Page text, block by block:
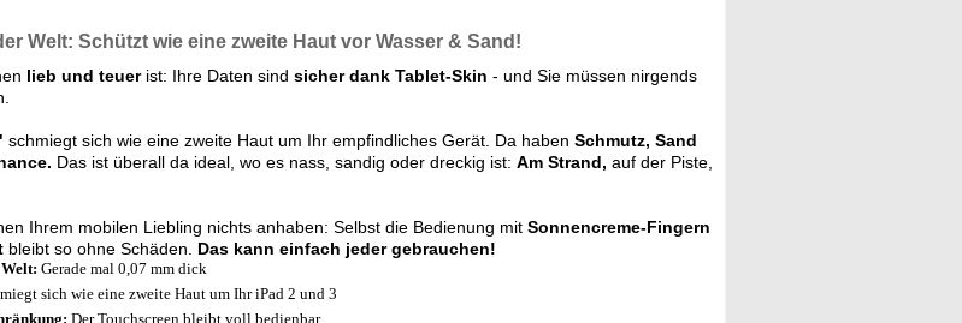
Welt: Schützt wie eine zweite Haut vor Wasser & Sand!
lieb und teuerist: Ihre Daten sind sicher dank Tablet-Skin - und Sie müssen nirgends
schmiegt sich wie eine zweite Haut um Ihr empfindliches Gerät. Da haben Schmutz, Sand
Das ist überall da ideal, wo es nass, sandig oder dreckig ist: Am Strand, auf der Piste,
Ihrem mobilen Liebling nichts anhaben: Selbst die Bedienung mit Sonnencreme-Fingern
bleibt so ohne Schäden. Das kann einfach jeder gebrauchen!
Gerade mal 0,07 mm dick
sich wie eine zweite Haut um Ihr iPad 2 und 3
Der Touchscreen bleibt voll bedienbar